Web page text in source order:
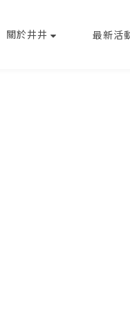
關於井井 最新活